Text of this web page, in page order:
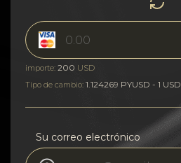
importe: 200 USD
Tipo de cambio: 1.124269 PYUSD - 1 USD
Su correo electrónico